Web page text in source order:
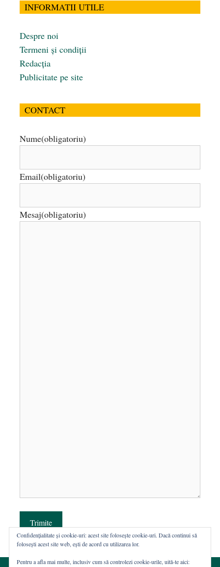
INFORMATII UTILE
Despre noi
Termeni și condiții
Redacția
Publicitate pe site
CONTACT
Nume(obligatoriu)
Email(obligatoriu)
Mesaj(obligatoriu)
Trimite
Confidențialitate și cookie-uri: acest site folosește cookie-uri. Dacă continui să
folosești acest site web, ești de acord cu utilizarea lor.
Pentru a afla mai multe, inclusiv cum să controlezi cookie-urile, uită-te aici: